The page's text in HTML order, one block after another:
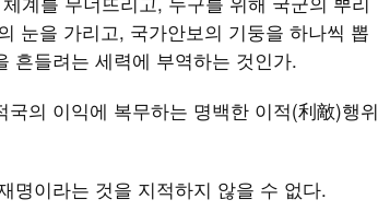
눈을 가리고, 국가안보의 기둥을 하나씩 뽑
흔들려는 세력에 부역하는 것인가.
의 이익에 복무하는 명백한 이적(利敵)행위
명이라는 것을 지적하지 않을 수 없다.